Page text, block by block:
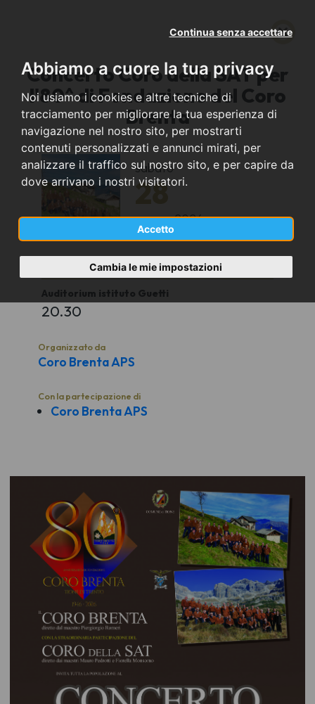
Abbiamo a cuore la tua privacy
Noi usiamo i cookies e altre tecniche di
tracciamento per migliorare la tua esperienza di
navigazione nel nostro sito, per mostrarti
contenuti personalizzati e annunci mirati, per
analizzare il traffico sul nostro sito, e per capire da
dove arrivano i nostri visitatori.
Accetto
Continua senza accettare
Cambia le mie impostazioni
Concerto Coro della SAT per
l'80^ di Fondazione del Coro
Brenta
sabato
28
marzo2026
Tione di Trento (TN)
Auditorium istituto Guetti
20.30
Organizzato da
Coro Brenta APS
Con la partecipazione di
Coro Brenta APS